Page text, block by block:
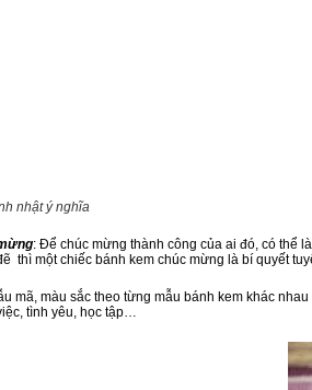
nhật ý nghĩa
: Để chúc mừng thành công của ai đó, có thể
thì một chiếc bánh kem chúc mừng là bí quyết
mã, màu sắc theo từng mẫu bánh kem khác
tình yêu, học tập…